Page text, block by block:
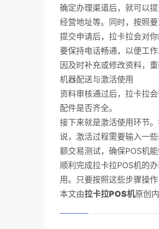
确定办理渠道后，就可以
经营地址等。同时，按照
提交申请后，拉卡拉会对
要保持电话畅通，以便工
因及时补充或修改资料，重
机器配送与激活使用
资料审核通过后，拉卡拉
配件是否齐全。
接下来就是激活使用环节
说，激活过程需要输入一
额交易测试，确保POS机能
顺利完成拉卡拉POS机的
用。只要按照这些步骤操
本文由拉卡拉POS机原创